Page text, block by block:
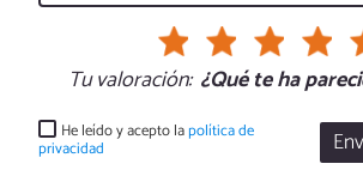
Tu valoración: ¿Qué te ha
He leído y acepto lapolítica de
privacidad